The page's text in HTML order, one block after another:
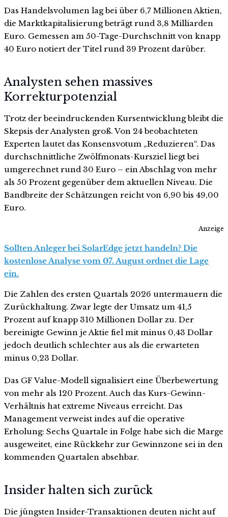
Das Handelsvolumen lag bei über 6,7 Millionen Aktien,
die Marktkapitalisierung beträgt rund 3,8 Milliarden
Euro. Gemessen am 50-Tage-Durchschnitt von knapp
40 Euro notiert der Titel rund 39 Prozent darüber.
Analysten sehen massives
Korrekturpotenzial
Trotz der beeindruckenden Kursentwicklung bleibt die
Skepsis der Analysten groß. Von 24 beobachteten
Experten lautet das Konsensvotum „Reduzieren“. Das
durchschnittliche Zwölfmonats-Kursziel liegt bei
umgerechnet rund 30 Euro – ein Abschlag von mehr
als 50 Prozent gegenüber dem aktuellen Niveau. Die
Bandbreite der Schätzungen reicht von 6,90 bis 49,00
Euro.
Anzeige
Sollten Anleger bei SolarEdge jetzt handeln? Die
kostenlose Analyse vom 07. August ordnet die Lage
ein.
Die Zahlen des ersten Quartals 2026 untermauern die
Zurückhaltung. Zwar legte der Umsatz um 41,5
Prozent auf knapp 310 Millionen Dollar zu. Der
bereinigte Gewinn je Aktie fiel mit minus 0,43 Dollar
jedoch deutlich schlechter aus als die erwarteten
minus 0,23 Dollar.
Das GF Value-Modell signalisiert eine Überbewertung
von mehr als 120 Prozent. Auch das Kurs-Gewinn-
Verhältnis hat extreme Niveaus erreicht. Das
Management verweist indes auf die operative
Erholung: Sechs Quartale in Folge habe sich die Marge
ausgeweitet, eine Rückkehr zur Gewinnzone sei in den
kommenden Quartalen absehbar.
Insider halten sich zurück
Die jüngsten Insider-Transaktionen deuten nicht auf